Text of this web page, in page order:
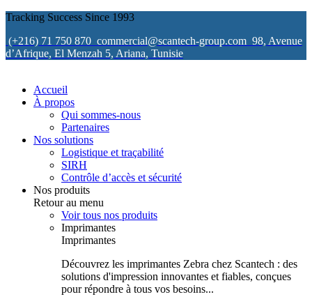
Tracking Success Since 1993
(+216) 71 750 870 commercial@scantech-group.com 98, Avenue
d’Afrique, El Menzah 5, Ariana, Tunisie
Accueil
À propos
Qui sommes-nous
Partenaires
Nos solutions
Logistique et traçabilité
SIRH
Contrôle d’accès et sécurité
Nos produits
Retour au menu
Voir tous nos produits
Imprimantes
Imprimantes
Découvrez les imprimantes Zebra chez Scantech : des
solutions d'impression innovantes et fiables, conçues
pour répondre à tous vos besoins...